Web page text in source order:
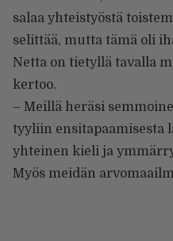
salaa yhteistyöstä
selittää, mutta tämä oli
Netta on tietyllä tavalla
kertoo.
– Meillä heräsi
tyyliin ensitapaamisesta
yhteinen kieli ja
Myös meidän